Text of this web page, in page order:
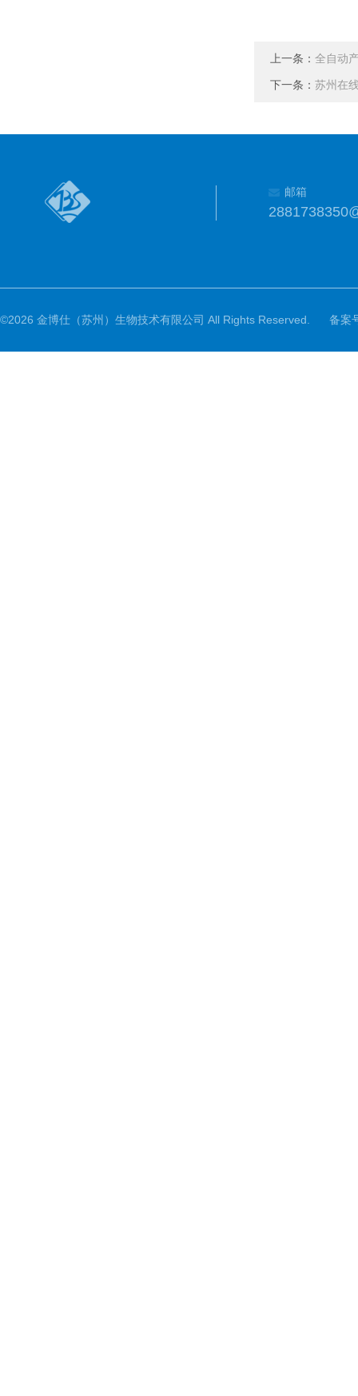
上一条： 全自动
下一条： 苏州在
邮箱
©2026 金博仕（苏州）生物技术有限公司 All Rights Reserved. 备案